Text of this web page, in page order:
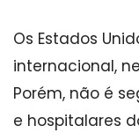
Os Estados
internacional,
Porém, não é
e hospitalares